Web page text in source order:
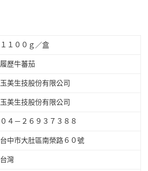
１１００ｇ／盒
履歷牛蕃茄
玉美生技股份有限公司
玉美生技股份有限公司
０４－２６９３７３８８
台中市大肚區南榮路６０號
台灣